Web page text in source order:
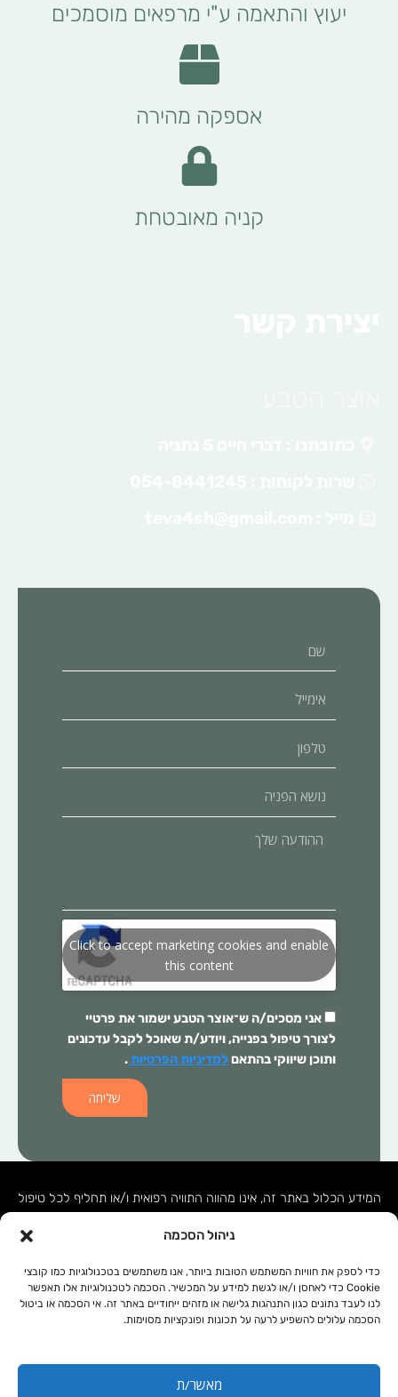
ניהול הסכמה
כדי לספק את חוויות המשתמש הטובות ביותר, אנו משתמשים בטכנולוגיות כמו קובצי
Cookie כדי לאחסן ו/או לגשת למידע על המכשיר. הסכמה לטכנולוגיות אלו תאפשר
לנו לעבד נתונים כגון התנהגות גלישה או מזהים ייחודיים באתר זה. אי הסכמה או ביטול
הסכמה עלולים להשפיע לרעה על תכונות ופונקציות מסוימות.
מאשר/ת
יעוץ והתאמה ע"י מרפאים מוסמכים
אספקה מהירה
קניה מאובטחת
הפניה
ההודעה
Click to accept marketing cookies and enable
this content
אני מסכים/ה ש־אוצר הטבעישמור את פרטיי
לצורך טיפול בפנייה, ויודע/ת שאוכל לקבל עדכונים
ותוכן שיווקי בהתאם למדיניות הפרטיות.
שליחה
המידע הכלול באתר זה, אינו מהווה התוויה רפואית ו/או תחליף לכל טיפול
המידע המופיע באתר זה מופנה לנשים ולגברים כאחד. אין להעתיק, לשכפל
תקנון אתר מפת אתר